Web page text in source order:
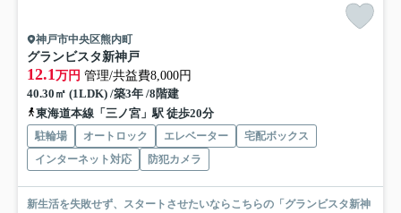
神戸市中央区熊内町
グランビスタ新神戸
12.1万円 管理/共益費8,000円
40.30㎡ (1LDK) /築3年 /8階建
東海道本線「三ノ宮」駅 徒歩20分
駐輪場 オートロック エレベーター
宅配ボックス
インターネット対応
防犯カメラ
新生活を失敗せず、スタートさせたいならこちらの「グランビスタ新神